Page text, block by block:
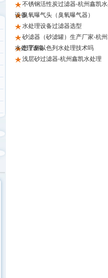
不锈钢活性炭过滤器-杭州鑫凯
设备臭氧曝气头（臭氧曝气器）
水处理设备过滤器选型
砂滤器（砂滤罐）生产厂家-杭
水处理设备
想了解以色列水处理技术吗
浅层砂过滤器-杭州鑫凯水处理